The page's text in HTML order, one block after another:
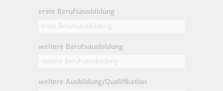
erste Berufsausbildung
weitere Berufsausbildung
weitere Ausbildung/Qualifikation